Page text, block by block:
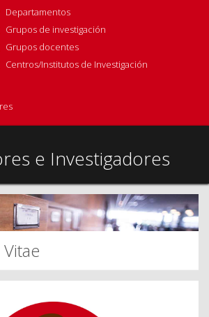
Departamentos
Grupos de investigación
Grupos docentes
Centros/Institutos de Investigación
e Investigadores